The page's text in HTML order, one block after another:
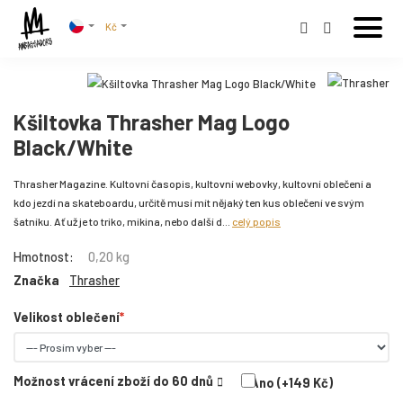
Kč
Kšiltovka Thrasher Mag Logo
Black/White
Thrasher Magazine. Kultovní časopis, kultovní webovky, kultovní oblečení a
kdo jezdí na skateboardu, určitě musí mít nějaký ten kus oblečení ve svým
šatníku. Ať už je to triko, mikina, nebo další d... celý popis
Hmotnost:
0,20 kg
Značka
Thrasher
Velikost oblečení
Možnost vrácení zboží do 60 dnů Ano (+149 Kč)